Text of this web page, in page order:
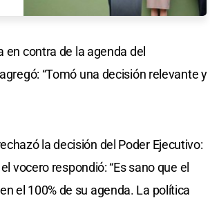
contra de la agenda del
“Tomó una decisión relevante y
la decisión del Poder Ejecutivo:
vocero respondió: “Es sano que el
el 100% de su agenda. La política